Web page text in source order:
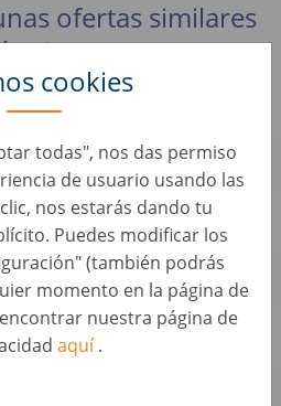
cookies
todas", nos das permiso
de usuario usando las
nos estarás dando tu
Puedes modificar los
(también podrás
momento en la página de
nuestra página de
aquí.
ofertas similares
interesarte:
• Alemania, Berlin
(d/m/w)
• Alemania, Berlin
(d/m/w)